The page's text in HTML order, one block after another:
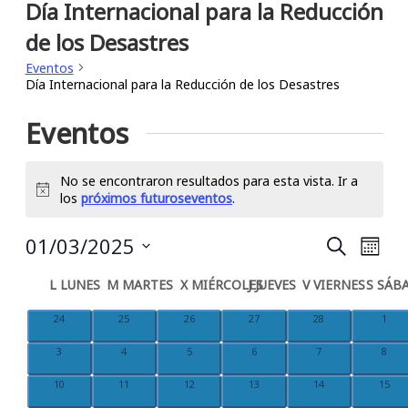
Día Internacional para la Reducción
de los Desastres
Eventos
Día Internacional para la Reducción de los Desastres
Eventos
Notice
No se encontraron resultados para esta vista. Ir a
los próximos futuroseventos.
y
vistas
Buscar
de
de
Mes
01/03/2025
fecha.Calendario
de
Eventos
L LUNES M MARTES X MIÉRCOLES
JJUEVES VVIERNESS
0
24
0
25
0
26
0
27
0
28
01
0
3
0
4
05
06
0
7
0
8
010
011
012
013
014
015